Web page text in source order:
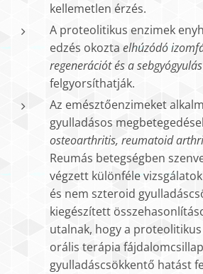
kellemetlen érzés.
A proteolitikus enzimek
edzés okozta elhúzódó
regenerációt és a sebgyógyulás
felgyorsíthatják.
Az emésztőenzimeket
gyulladásos
osteoarthritis, reumatoid
Reumás betegségben
végzett különféle
és nem szteroid
kiegészített
utalnak, hogy a
orális terápia
gyulladáscsökkentő hatást